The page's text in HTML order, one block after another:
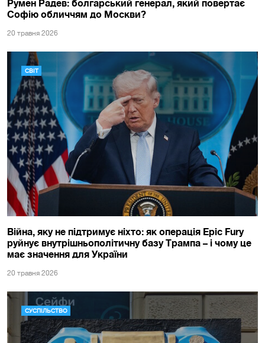
Румен Радев: болгарський генерал, який повертає
Софію обличчям до Москви?
20 травня 2026
СВІТ
Війна, яку не підтримує ніхто: як операція Epic Fury
руйнує внутрішньополітичну базу Трампа – і чому це
має значення для України
20 травня 2026
СУСПІЛЬСТВО